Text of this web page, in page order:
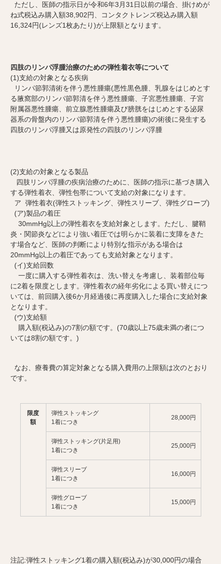
ただし、医師の指示日が令和6年3月31日以前の場合、掛けめが
ね式税込み購入額38,902円、コンタクトレンズ税込み購入額
16,324円(レンズ1枚あたり)が上限額となります。
四肢のリンパ浮腫治療のための弾性着衣等について
(1)支給の対象となる疾病
リンパ節郭清術を伴う悪性腫瘍(悪性黒色腫、乳腺をはじめとす
る腋窩部のリンパ節郭清を伴う悪性腫瘍、子宮悪性腫瘍、子宮
附属器悪性腫瘍、前立腺悪性腫瘍及び膀胱をはじめとする泌尿
器系の骨盤内のリンパ節郭清を伴う悪性腫瘍)の術後に発生する
四肢のリンパ浮腫又は原発性の四肢のリンパ浮腫
(2)支給の対象となる製品
四肢リンパ浮腫の疾病治療のために、医師の指示に基づき購入
する弾性着衣、弾性包帯について支給の対象になります。
ア 弾性着衣(弾性ストッキング、弾性スリーブ、弾性グローブ)
(ア)製品の着圧
30mmHg以上の弾性着衣を支給対象とします。ただし、腱鞘
炎・関節炎などにより強い着圧では明らかに装着に支障をきた
す場合など、医師の判断により特別な指示がある場合は
20mmHg以上の着圧であっても支給対象となります。
(イ)支給回数
一度に購入する弾性着衣は、洗い替えを考慮し、装着部位毎
に2着を限度とします。弾性着衣の経年劣化による買い替えにつ
いては、前回購入後6か月経過後に再度購入した場合に支給対象
となります。
(ウ)支給額
購入額(税込み)の7割の額です。(70歳以上75歳未満の者につ
いては8割の額です。)
なお、療養費の算定対象となる購入費用の上限額は次のとおり
です。
限度
額
弾性ストッキング
1着につき
28,000円
弾性ストッキング(片足用)
1着につき
25,000円
弾性スリーブ
1着につき
16,000円
弾性グローブ
1着につき
15,000円
注記:弾性ストッキング1着の購入額(税込み)が30,000円の場合